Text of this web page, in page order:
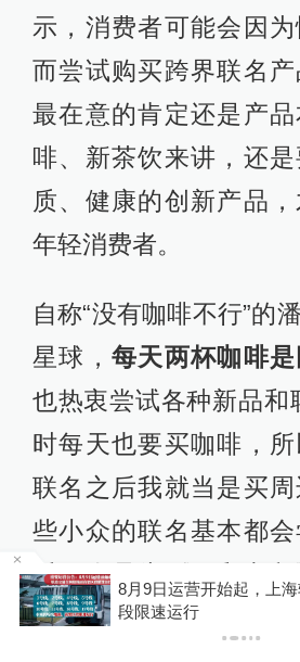
示，消费者可能会因
而尝试购买跨界联名
最在意的肯定还是产
啡、新茶饮来讲，还
质、健康的创新产品，
年轻消费者。
自称“没有咖啡不行”的
星球， 每天两杯咖啡
也热衷尝试各种新品和
时每天也要买咖啡，
联名之后我就当是买
些小众的联名基本都
近一次是为《猫和老
是童年的IP，现在小贴
8月9日运营开始起，上
段限速运行